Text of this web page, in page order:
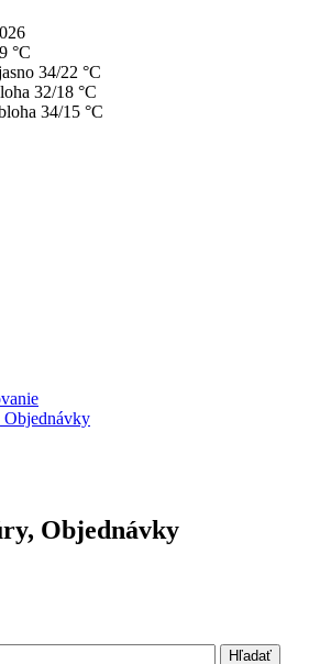
°C
34/22 °C
32/18 °C
34/15 °C
Objednávky
Objednávky